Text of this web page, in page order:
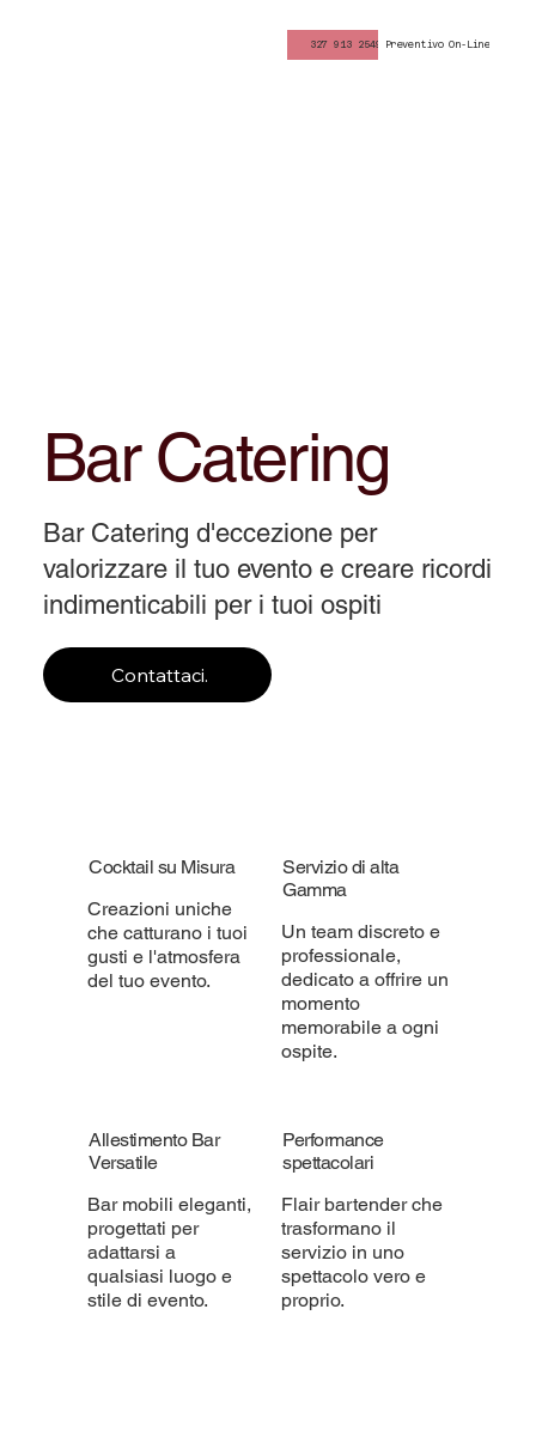
327 913 2549 Preventivo On-Line
Bar Catering
Bar Catering d'eccezione per
valorizzare il tuo evento e creare ricordi
indimenticabili per i tuoi ospiti
Contattaci.
Cocktail su Misura
Creazioni uniche
che catturano i tuoi
gusti e l'atmosfera
del tuo evento.
Servizio di alta
Gamma
Un team discreto e
professionale,
dedicato a offrire un
momento
memorabile a ogni
ospite.
Allestimento Bar
Versatile
Bar mobili eleganti,
progettati per
adattarsi a
qualsiasi luogo e
stile di evento.
Performance
spettacolari
Flair bartender che
trasformano il
servizio in uno
spettacolo vero e
proprio.